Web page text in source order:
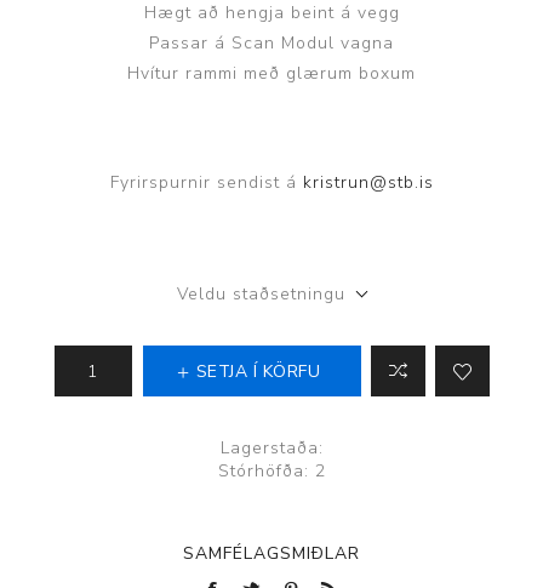
Hægt að hengja beint á vegg
Passar á Scan Modul vagna
Hvítur rammi með glærum boxum
Fyrirspurnir sendist á kristrun@stb.is
Veldu staðsetningu
SETJA Í KÖRFU
Lagerstaða:
Stórhöfða: 2
SAMFÉLAGSMIÐLAR